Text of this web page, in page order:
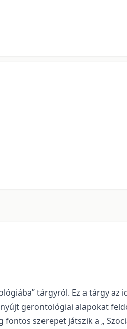
tárgyról. Ez a tárgy az
gerontológiai alapokat
szerepet játszik a „